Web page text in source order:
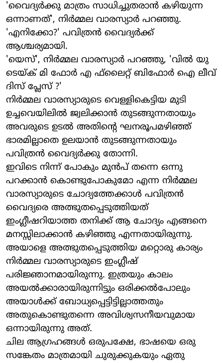
'വൈദ്യര്‍ക്കു മാത്രം സാധിച്ചുതരാന്‍ കഴിയുന്ന
ഒന്നാണത്', നിര്‍മ്മല വാരസ്യാര്‍ പറഞ്ഞു.
'എനിക്കോ?' പവിത്രന്‍ വൈദ്യര്‍ക്ക്
ആശ്ചര്യമായി.
'യെസ്', നിര്‍മ്മല വാരസ്യാര്‍ പറഞ്ഞു, 'വില്‍ യു
ടെയ്ക് മി ഫോര്‍ എ ഫ്‌ലൈറ്റ് ബിഫോര്‍ ഐ ലീവ്
ദിസ് പ്ലേസ് ?'
നിര്‍മ്മല വാരസ്യാരുടെ വെള്ളികെട്ടിയ മുടി
ഉച്ചവെയിലില്‍ ജ്വലിക്കാന്‍ തുടങ്ങുന്നതായും
അവരുടെ ഉടല്‍ അതിന്റെ ഘനരൂപമഴിഞ്ഞ്
ഭാരമില്ലാതെ ഉലയാന്‍ തുടങ്ങുന്നതായും
പവിത്രന്‍ വൈദ്യര്‍ക്കു തോന്നി.
ഇവിടെ നിന്ന് പോകും മുന്‍പ് തന്നെ ഒന്നു
പറക്കാന്‍ കൊണ്ടുപോകുമോ എന്ന നിര്‍മ്മല
വാരസ്യാരുടെ ചോദ്യത്തേക്കാള്‍ പവിത്രന്‍
വൈദ്യരെ അത്ഭുതപ്പെടുത്തിയത്
ഇംഗ്ലീഷറിയാത്ത തനിക്ക് ആ ചോദ്യം എങ്ങനെ
മനസ്സിലാക്കാന്‍ കഴിഞ്ഞു എന്നതായിരുന്നു.
അയാളെ അത്ഭുതപ്പെടുത്തിയ മറ്റൊരു കാര്യം
നിര്‍മ്മല വാരസ്യാരുടെ ഇംഗ്ലീഷ്
പരിജ്ഞാനമായിരുന്നു. ഇത്രയും കാലം
അയല്‍ക്കാരായിരുന്നിട്ടും ഒരിക്കല്‍പോലും
അയാള്‍ക്ക് ബോധ്യപ്പെട്ടിട്ടില്ലാത്തതും
അതുകൊണ്ടുതന്നെ അവിശ്വസനീയവുമായ
ഒന്നായിരുന്നു അത്.
ചില ആഗ്രഹങ്ങള്‍ ഒരുപക്ഷേ, ഭാഷയെ ഒരു
സങ്കേതം മാത്രമായി ചുരുക്കുകയും ഏതു